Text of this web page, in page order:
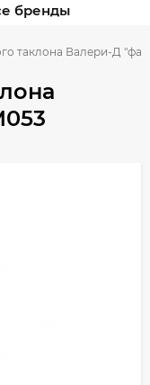
таклона Валери-Д